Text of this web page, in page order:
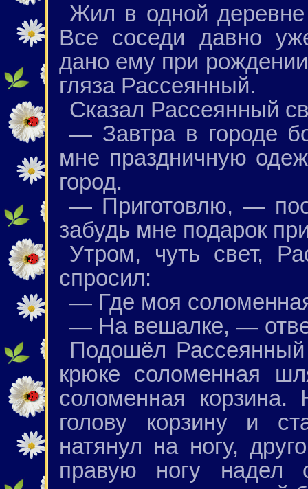
Жил в одной деревне
Все соседи давно
дано ему при
гляза Рассеянный.
Сказал Рассеянный
— Завтра в городе
мне праздничную
город.
— Приготовлю, —
забудь мне подарок
Утром, чуть свет,
спросил:
— Где моя
— На вешалке, —
Подошёл
крюке соломенная
соломенная корзина.
голову корзину и
натянул на ногу,
правую ногу надел